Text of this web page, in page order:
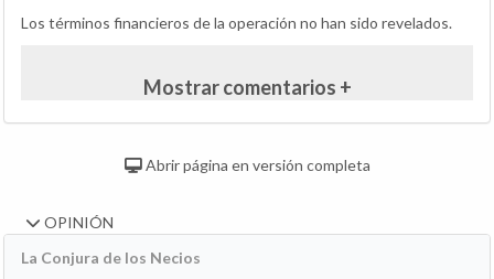
Los términos financieros de la operación no han sido revelados.
Mostrar comentarios +
Abrir página en versión completa
OPINIÓN
La Conjura de los Necios